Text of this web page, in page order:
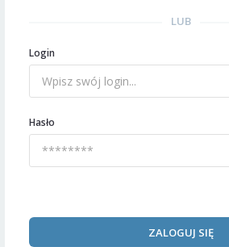
LUB
Login
Hasło
ZALOGUJ SIĘ